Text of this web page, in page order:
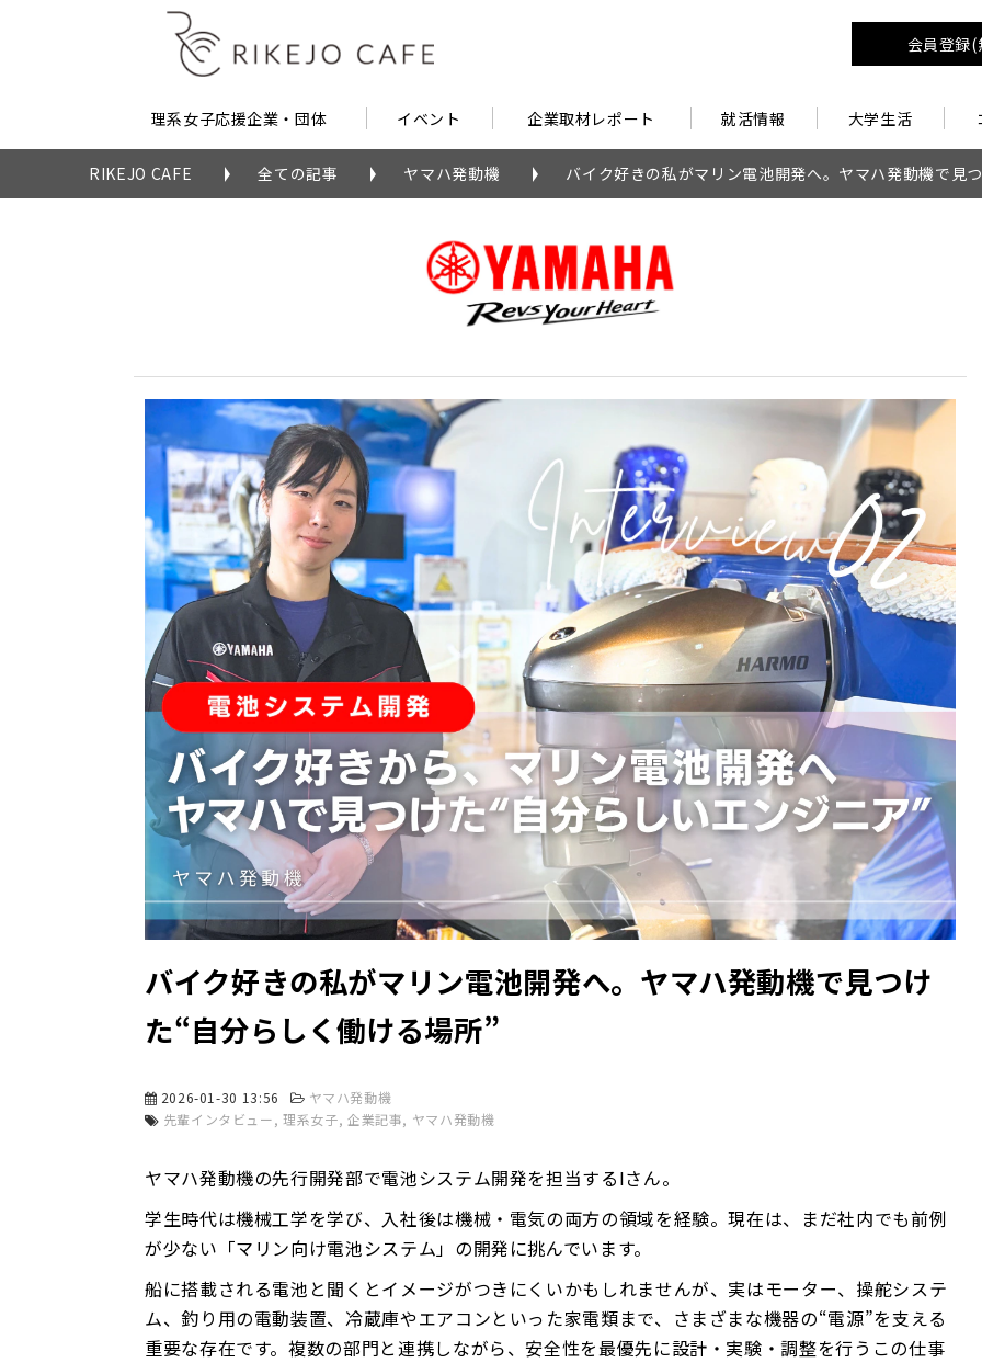
会員登録(
理系女子応援企業・団体 イベント 企業取材レポート 就活情報 大学生活
RIKEJO CAFE 全ての記事 ヤマハ発動機 バイク好きの私がマリン電池開発へ。ヤマハ発動機で見
バイク好きの私がマリン電池開発へ。ヤマハ発動機で見つけ
た“自分らしく働ける場所”
2026-01-30 13:56
ヤマハ発動機
先輩インタビュー 理系女子 企業記事 ヤマハ発動機
ヤマハ発動機の先行開発部で電池システム開発を担当するIさん。
学生時代は機械工学を学び、入社後は機械・電気の両方の領域を経験。現在は、まだ社内でも前例
が少ない「マリン向け電池システム」の開発に挑んでいます。
船に搭載される電池と聞くとイメージがつきにくいかもしれませんが、実はモーター、操舵システ
ム、釣り用の電動装置、冷蔵庫やエアコンといった家電類まで、さまざまな機器の“電源”を支える
重要な存在です。複数の部門と連携しながら、安全性を最優先に設計・実験・調整を行うこの仕事